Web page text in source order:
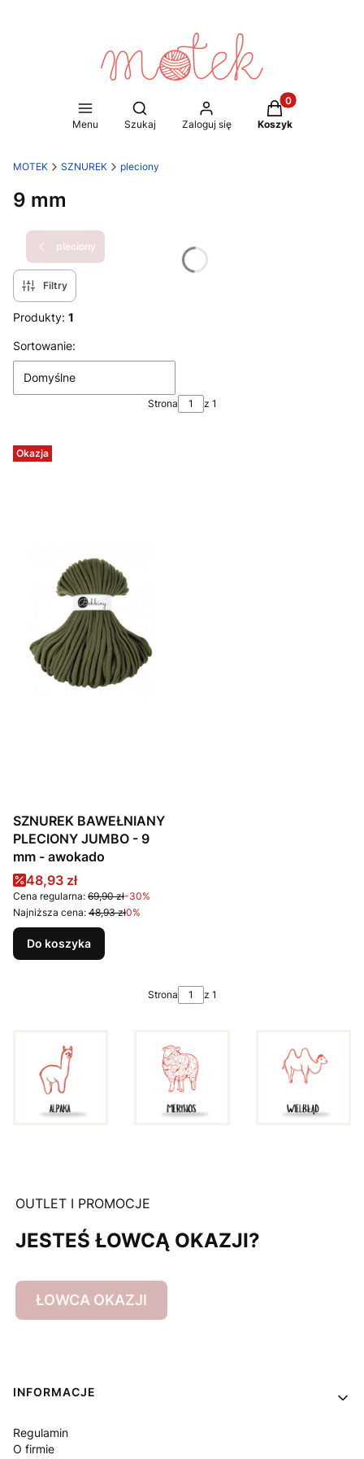
Menu
Otwórz wyszukiwarkę
Szukaj Zaloguj się
Produkty w
Koszyk
MOTEK SZNUREK pleciony
9 mm
pleciony
Filtry
Produkty: 1
Lista produktów
Sortowanie:
Domyślne
Strona z 1
Okazja
SZNUREK BAWEŁNIANY
PLECIONY JUMBO - 9
mm - awokado
Cena promocyjna
48,93 zł
Cena regularna: 69,90 zł-30%
Najniższa cena: 48,93 zł0%
Do koszyka
Strona z 1
OUTLET I PROMOCJE
JESTEŚ ŁOWCĄ OKAZJI?
ŁOWCA OKAZJI
Linki w stopce
INFORMACJE
Regulamin
O firmie